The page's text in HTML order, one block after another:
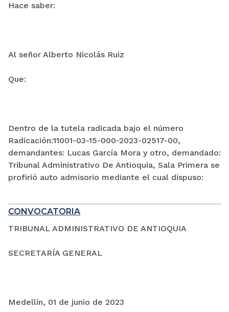
Hace saber:
Al señor Alberto Nicolás Ruiz
Que:
Dentro de la tutela radicada bajo el número
Radicación:11001-03-15-000-2023-02517-00,
demandantes: Lucas García Mora y otro, demandado:
Tribunal Administrativo De Antioquia, Sala Primera se
profirió auto admisorio mediante el cual dispuso:
CONVOCATORIA
TRIBUNAL ADMINISTRATIVO DE ANTIOQUIA
SECRETARÍA GENERAL
Medellín, 01 de junio de 2023